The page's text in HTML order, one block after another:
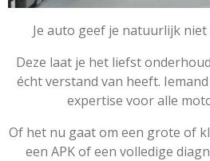
Je auto geef je natuurlijk
Deze laat je het liefst
écht verstand van heeft.
expertise voor alle
Of het nu gaat om een grote of
een APK of een volledige